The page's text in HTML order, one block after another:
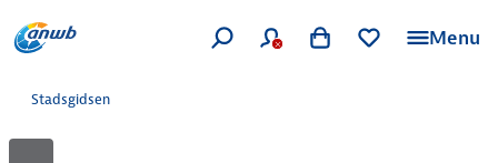
Menu
Stadsgidsen